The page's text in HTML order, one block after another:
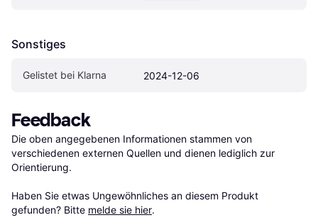
Sonstiges
Gelistet bei Klarna 2024-12-06
Feedback
Die oben angegebenen Informationen stammen von
verschiedenen externen Quellen und dienen lediglich zur
Orientierung.
Haben Sie etwas Ungewöhnliches an diesem Produkt
gefunden? Bitte melde sie hier.